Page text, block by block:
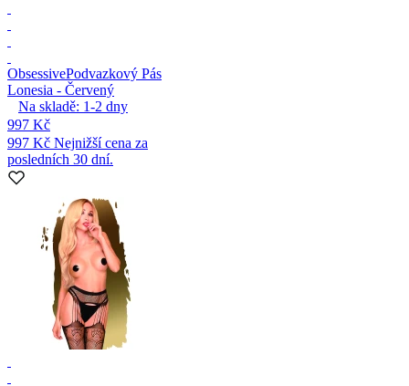
ObsessivePodvazkový Pás
Lonesia - Červený
Na skladě: 1-2 dny
997 Kč
997 Kč Nejnižší cena za
posledních 30 dní.